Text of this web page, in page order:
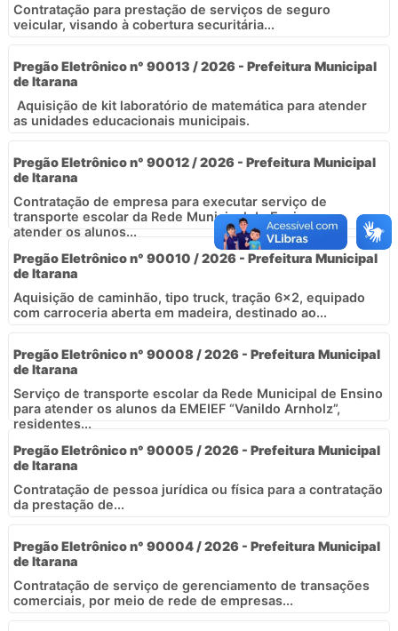
Contratação para prestação de serviços de seguro
veicular, visando à cobertura securitária...
Pregão Eletrônico n° 90013 / 2026 - Prefeitura Municipal
de Itarana
Aquisição de kit laboratório de matemática para atender
as unidades educacionais municipais.
Pregão Eletrônico n° 90012 / 2026 - Prefeitura Municipal
de Itarana
Contratação de empresa para executar serviço de
transporte escolar da Rede Municipal de Ensino para
atender os alunos...
Pregão Eletrônico n° 90010 / 2026 - Prefeitura Municipal
de Itarana
Aquisição de caminhão, tipo truck, tração 6x2, equipado
com carroceria aberta em madeira, destinado ao...
Pregão Eletrônico n° 90008 / 2026 - Prefeitura Municipal
de Itarana
Serviço de transporte escolar da Rede Municipal de Ensino
para atender os alunos da EMEIEF “Vanildo Arnholz”,
residentes...
Pregão Eletrônico n° 90005 / 2026 - Prefeitura Municipal
de Itarana
Contratação de pessoa jurídica ou física para a contratação
da prestação de...
Pregão Eletrônico n° 90004 / 2026 - Prefeitura Municipal
de Itarana
Contratação de serviço de gerenciamento de transações
comerciais, por meio de rede de empresas...